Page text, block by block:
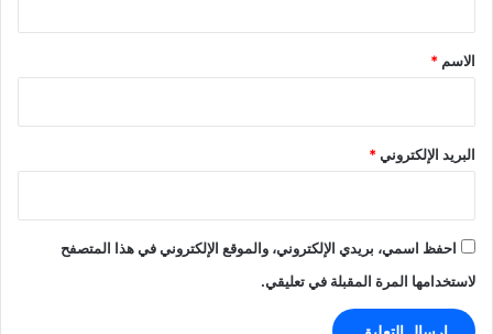
*
الاسم *
البريد الإلكتروني*
احفظ اسمي، بريدي الإلكتروني، والموقع الإلكتروني في هذا المتصفح
لاستخدامها المرة المقبلة في تعليقي.